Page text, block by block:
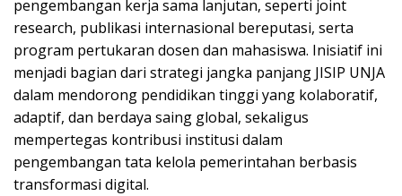
pengembangan kerja sama lanjutan, seperti joint
research, publikasi internasional bereputasi, serta
program pertukaran dosen dan mahasiswa. Inisiatif ini
menjadi bagian dari strategi jangka panjang JISIP UNJA
dalam mendorong pendidikan tinggi yang kolaboratif,
adaptif, dan berdaya saing global, sekaligus
mempertegas kontribusi institusi dalam
pengembangan tata kelola pemerintahan berbasis
transformasi digital.